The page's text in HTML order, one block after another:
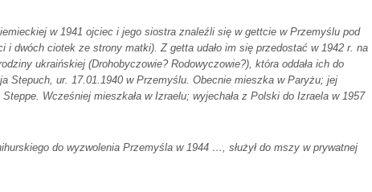
w 1941 ojciec i jego siostra znaleźli się w gettcie w Przemyślu pod
i dwóch ciotek ze strony matki). Z getta udało im się przedostać w 1942 r. na
ukraińskiej (Drohobyczowie? Rodowyczowie?), która oddała ich do
Stepuch, ur. 17.01.1940 w Przemyślu. Obecnie mieszka w Paryżu; jej
Wcześniej mieszkała w Izraelu; wyjechała z Polski do Izraela w 1957
do wyzwolenia Przemyśla w 1944 …, służył do mszy w prywatnej